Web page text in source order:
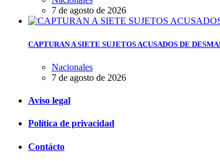
7 de agosto de 2026
CAPTURAN A SIETE SUJETOS ACUSADOS DE
Nacionales
7 de agosto de 2026
Aviso legal
Política de privacidad
Contácto